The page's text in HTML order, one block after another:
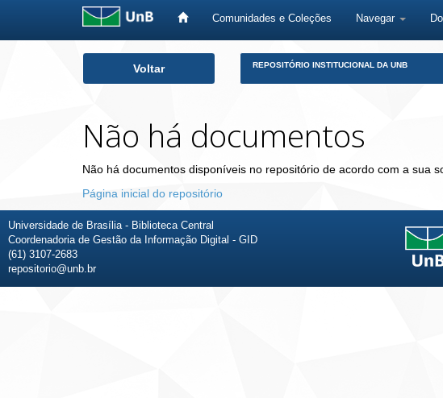
Comunidades e Coleções Navegar
Voltar REPOSITÓRIO INSTITUCIONAL DA UNB
Não há documentos
Não há documentos disponíveis no repositório de acordo com a sua
Página inicial do repositório
Universidade de Brasília - Biblioteca Central
Coordenadoria de Gestão da Informação Digital - GID
(61) 3107-2683
repositorio@unb.br